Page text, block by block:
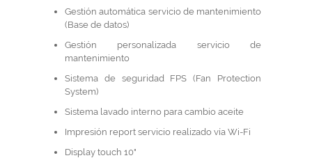
Gestión automática servicio de mantenimiento
(Base de datos)
Gestión personalizada servicio de
mantenimiento
Sistema de seguridad FPS (Fan Protection
System)
Sistema lavado interno para cambio aceite
Impresión report servicio realizado vía Wi-Fi
Display touch 10"